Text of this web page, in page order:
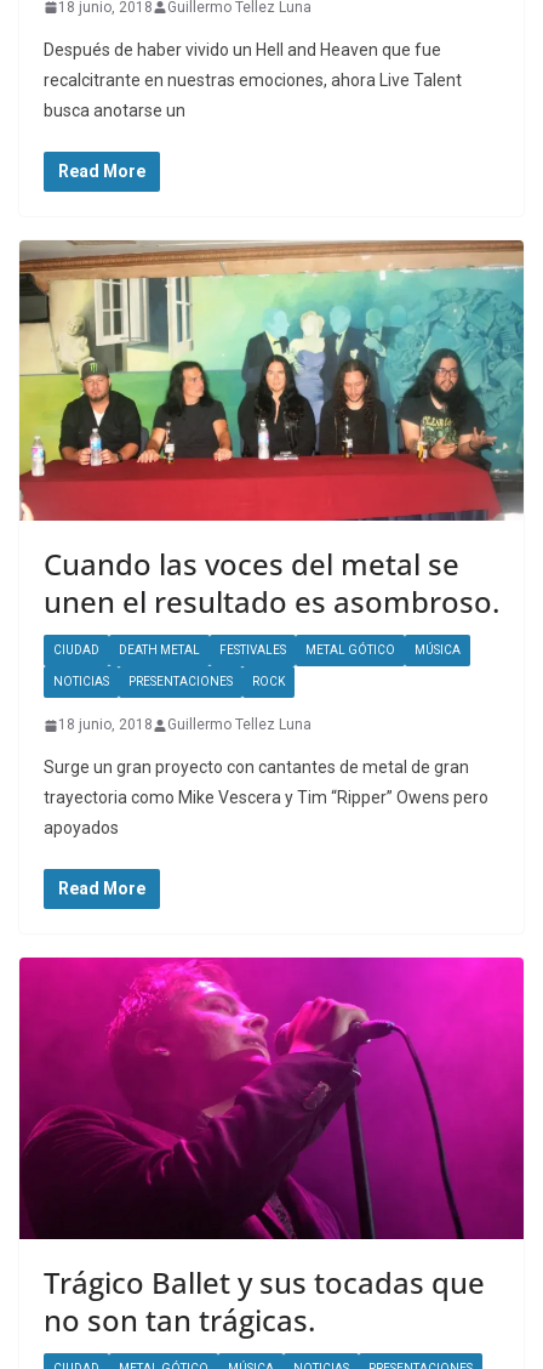
18 junio, 2018 Guillermo Tellez Luna
Después de haber vivido un Hell and Heaven que fue
recalcitrante en nuestras emociones, ahora Live Talent
busca anotarse un
Read More
Cuando las voces del metal se
unen el resultado es asombroso.
CIUDAD DEATH METAL FESTIVALES METAL GÓTICO MÚSICA
NOTICIAS PRESENTACIONES ROCK
18 junio, 2018 Guillermo Tellez Luna
Surge un gran proyecto con cantantes de metal de gran
trayectoria como Mike Vescera y Tim “Ripper” Owens pero
apoyados
Read More
Trágico Ballet y sus tocadas que
no son tan trágicas.